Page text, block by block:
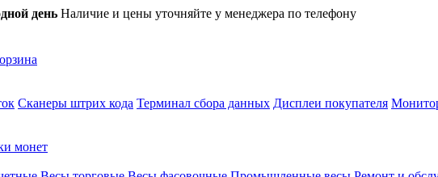
день Наличие и цены уточняйте у менеджера по телефону
Сканеры штрих кода Терминал сбора данных Дисплеи покупателя
монет